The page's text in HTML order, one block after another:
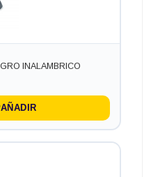
7 en formato SFF,
4.2 GHZ (7ª
gráficas: HDMI+DP
INALAMBRICO
AÑADIR